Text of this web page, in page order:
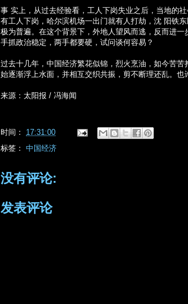
事 实上，从过去经验看，工人下岗失业之后，当地的
有工人下岗，哈尔滨机场一出门就有人打劫，沈 阳铁
极为普遍。在这个背景下，外地人望风而逃，反而进
手抓政治稳定，两手都要硬，试问谈何容易？
过去十几年，中国经济繁花似锦，烈火烹油，如今苦
始逐渐浮上水面，并相互交织共振，剪不断理还乱。也
来源：太阳报 / 冯海闻
时间： 17:31:00
标签： 中国经济
没有评论:
发表评论